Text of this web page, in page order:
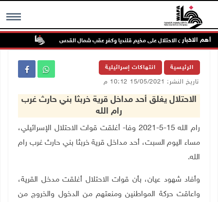
MENU أهم الاخبار
الرئيسية انتهاكات إسرائيلية
تاريخ النشر: 15/05/2021 10:12 م
الاحتلال يغلق أحد مداخل قرية خربثا بني حارث غرب
رام الله
رام الله 15-5-2021 وفا- أغلقت قوات الاحتلال الإسرائيلي،
مساء اليوم السبت، أحد مداخل قرية خربثا بني حارث غرب رام
الله.
وأفاد شهود عيان، بأن قوات الاحتلال أغلقت مدخل القرية،
واعاقت حركة المواطنين ومنعتهم من الدخول والخروج من